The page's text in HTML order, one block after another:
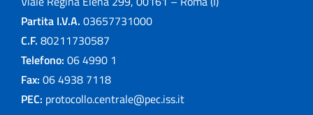
Partita I.V.A. 03657731000
C.F. 80211730587
Telefono: 06 4990 1
Fax: 06 4938 7118
PEC: protocollo.centrale@pec.iss.it